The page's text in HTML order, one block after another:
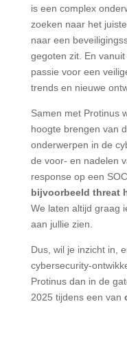
is een complex
zoeken naar het
naar een
gegoten zit. En
passie voor een
trends en nieuwe
Samen met Protinus
hoogte brengen van
onderwerpen in de
de voor- en nadelen
response op een
bijvoorbeeld threat
We laten altijd graag
aan jullie zien.
Dus, wil je inzicht in,
cybersecurity-
Protinus dan in de
2025 tijdens een van